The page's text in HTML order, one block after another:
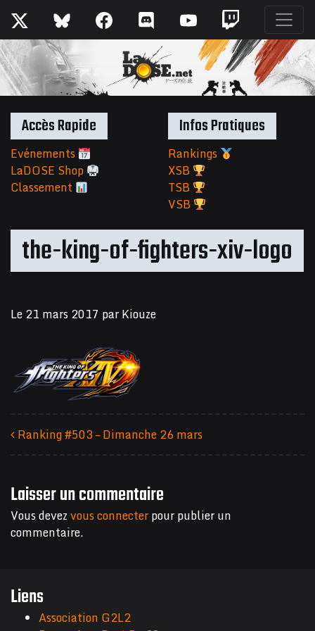
the-king-of-fighters-xiv-logo
Le21 mars 2017 parKiouze
Ranking #503 – Dimanche 26 mars
Laisser un commentaire
Vous devezvous connecterpour publier un
commentaire.
Accès Rapide
Evénements
LaDOSE Shop
Classement
Infos Pratiques
Rankings
XSB
TSB
VSB
Liens
Association G2L2